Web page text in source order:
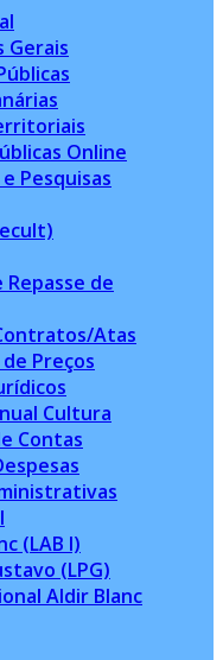
Gerais
Online
Pesquisas
Repasse de
Atas
Preços
Cultura
Contas
(LAB I)
(LPG)
Aldir Blanc